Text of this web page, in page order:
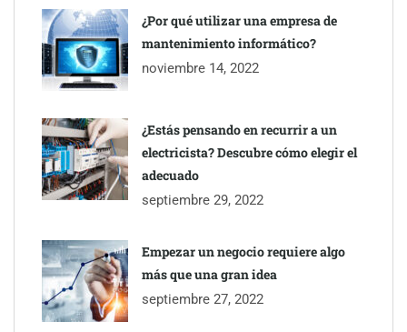
¿Por qué utilizar una empresa de
mantenimiento informático?
noviembre 14, 2022
¿Estás pensando en recurrir a un
electricista? Descubre cómo elegir el
adecuado
septiembre 29, 2022
Empezar un negocio requiere algo
más que una gran idea
septiembre 27, 2022